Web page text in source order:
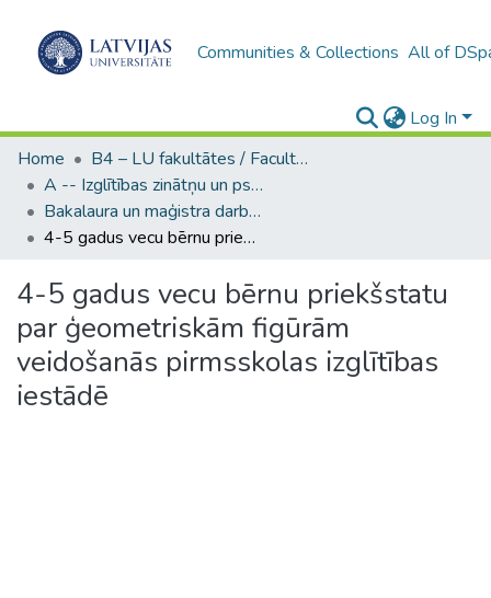
Communities & Collections All of
Log In
Home
B4 – LU fakultātes / Faculties of the UL
A -- Izglītības zinātņu un psiholoģijas fakultāte / Faculty of Education Sciences and Psychology
Bakalaura un maģistra darbi (PPMF) / Bachelor's and Master's theses
4-5 gadus vecu bērnu priekšstatu par ģeometriskām figūrām veidošanās pirmsskolas izglītības iestādē
4-5 gadus vecu bērnu priekšstatu
par ģeometriskām figūrām
veidošanās pirmsskolas izglītības
iestādē